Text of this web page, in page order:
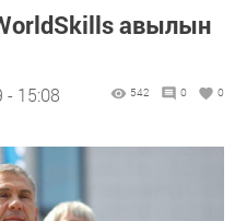
авылын
- 15:08 542 0 0